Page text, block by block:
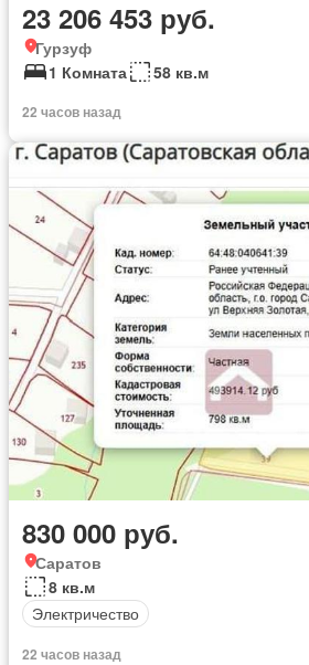
23 206 453 руб.
Гурзуф
1 Комната
58 кв.м
22 часов назад
830 000 руб.
Саратов
8 кв.м
Электричество
22 часов назад